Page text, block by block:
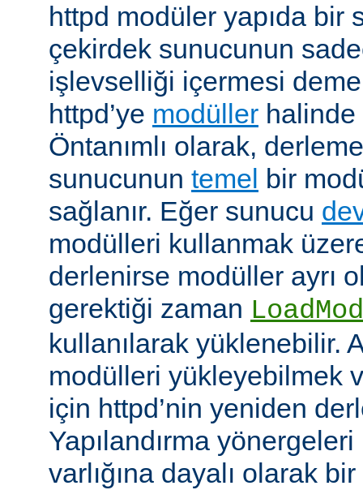
httpd modüler yapıda bir
çekirdek sunucunun
işlevselliği içermesi
httpd’ye modüller
Öntanımlı olarak,
sunucunun temel
bir
sağlanır. Eğer sunucu
modülleri kullanmak
derlenirse modüller ayrı
gerektiği zaman
kullanılarak yüklenebilir.
modülleri yükleyebilmek
için httpd’nin yeniden
Yapılandırma
varlığına dayalı olarak bir